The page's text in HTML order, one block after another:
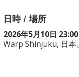
日時 / 場所
2026年5月10日
Warp Shinjuku, 日本